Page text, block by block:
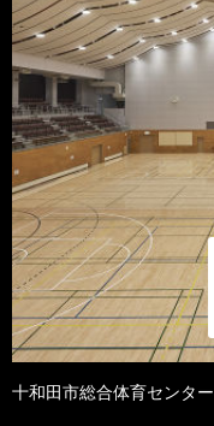
十和田市総合体育センター